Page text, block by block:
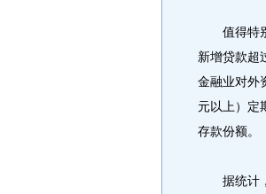
值得特别
新增贷款超
金融业对外
元以上）定
存款份额。
据统计，